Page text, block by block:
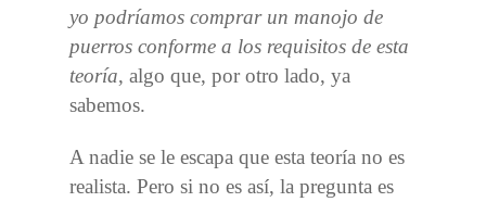
yo podríamos comprar un manojo de
puerros conforme a los requisitos de esta
teoría, algo que, por otro lado, ya
sabemos.
A nadie se le escapa que esta teoría no es
realista. Pero si no es así, la pregunta es